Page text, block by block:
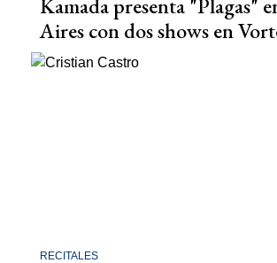
Kamada presenta "Plagas"
Aires con dos shows en
RECITALES